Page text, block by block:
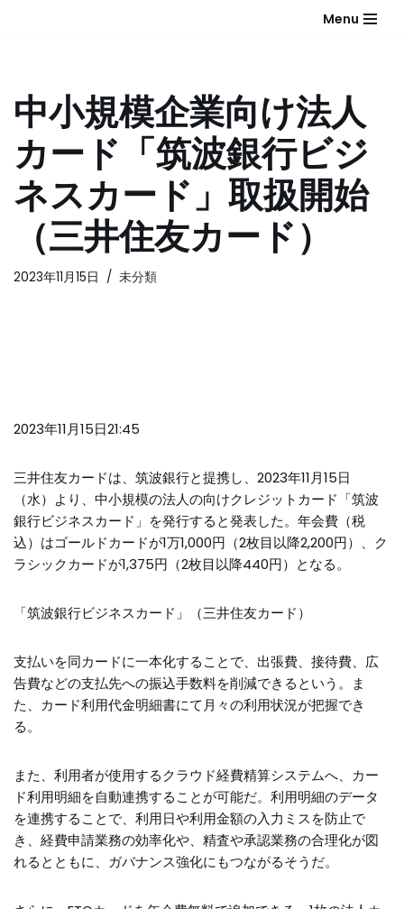
ン
へ
キ
Menu
中小規模企業向け法人
カード「筑波銀行ビジ
ネスカード」取扱開始
（三井住友カード）
2023年11月15日 未分類
2023年11月15日21:45
三井住友カードは、筑波銀行と提携し、2023年11月15日
（水）より、中小規模の法人の向けクレジットカード「筑波
銀行ビジネスカード」を発行すると発表した。年会費（税
込）はゴールドカードが1万1,000円（2枚目以降2,200円）、ク
ラシックカードが1,375円（2枚目以降440円）となる。
「筑波銀行ビジネスカード」（三井住友カード）
支払いを同カードに一本化することで、出張費、接待費、広
告費などの支払先への振込手数料を削減できるという。ま
た、カード利用代金明細書にて月々の利用状況が把握でき
る。
また、利用者が使用するクラウド経費精算システムへ、カー
ド利用明細を自動連携することが可能だ。利用明細のデータ
を連携することで、利用日や利用金額の入力ミスを防止で
き、経費申請業務の効率化や、精査や承認業務の合理化が図
れるとともに、ガバナンス強化にもつながるそうだ。